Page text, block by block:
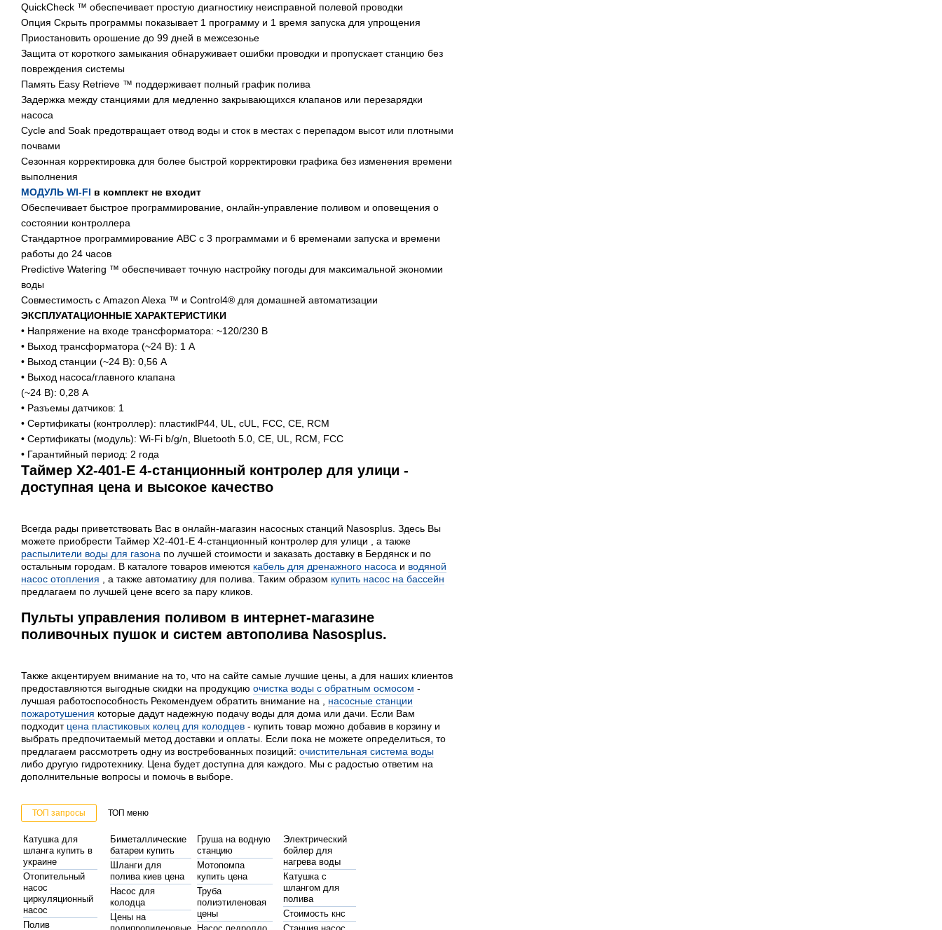
QuickCheck ™ обеспечивает простую диагностику неисправной полевой проводки
Опция Скрыть программы показывает 1 программу и 1 время запуска для упрощения
Приостановить орошение до 99 дней в межсезонье
Защита от короткого замыкания обнаруживает ошибки проводки и пропускает станцию ​​без
повреждения системы
Память Easy Retrieve ™ поддерживает полный график полива
Задержка между станциями для медленно закрывающихся клапанов или перезарядки
насоса
Cycle and Soak предотвращает отвод воды и сток в местах с перепадом высот или плотными
почвами
Сезонная корректировка для более быстрой корректировки графика без изменения времени
выполнения
МОДУЛЬ WI-FI в комплект не входит
Обеспечивает быстрое программирование, онлайн-управление поливом и оповещения о
состоянии контроллера
Стандартное программирование ABC с 3 программами и 6 временами запуска и времени
работы до 24 часов
Predictive Watering ™ обеспечивает точную настройку погоды для максимальной экономии
воды
Совместимость с Amazon Alexa ™ и Control4® для домашней автоматизации
ЭКСПЛУАТАЦИОННЫЕ ХАРАКТЕРИСТИКИ
• Напряжение на входе трансформатора: ~120/230 В
• Выход трансформатора (~24 В): 1 А
• Выход станции (~24 В): 0,56 А
• Выход насоса/главного клапана
(~24 В): 0,28 А
• Разъемы датчиков: 1
• Сертификаты (контроллер): пластикIP44, UL, cUL, FCC, CE, RCM
• Сертификаты (модуль): Wi-Fi b/g/n, Bluetooth 5.0, CE, UL, RCM, FCC
• Гарантийный период: 2 года
Таймер X2-401-E 4-станционный контролер для улици -
доступная цена и высокое качество
Всегда рады приветствовать Вас в онлайн-магазин насосных станций Nasosplus. Здесь Вы
можете приобрести Таймер X2-401-E 4-станционный контролер для улици , а также
распылители воды для газона по лучшей стоимости и заказать доставку в Бердянск и по
остальным городам. В каталоге товаров имеются кабель для дренажного насоса и водяной
насос отопления , а также автоматику для полива. Таким образом купить насос на бассейн
предлагаем по лучшей цене всего за пару кликов.
Пульты управления поливом в интернет-магазине
поливочных пушок и систем автополива Nasosplus.
Также акцентируем внимание на то, что на сайте самые лучшие цены, а для наших клиентов
предоставляются выгодные скидки на продукцию очистка воды с обратным осмосом -
лучшая работоспособность Рекомендуем обратить внимание на , насосные станции
пожаротушения которые дадут надежную подачу воды для дома или дачи. Если Вам
подходит цена пластиковых колец для колодцев - купить товар можно добавив в корзину и
выбрать предпочитаемый метод доставки и оплаты. Если пока не можете определиться, то
предлагаем рассмотреть одну из востребованных позиций: очистительная система воды
либо другую гидротехнику. Цена будет доступна для каждого. Мы с радостью ответим на
дополнительные вопросы и помочь в выборе.
ТОП запросы ТОП меню
Катушка для
шланга купить в
украине
Отопительный
насос
циркуляционный
насос
Полив
Биметаллические
батареи купить
Шланги для
полива киев цена
Насос для
колодца
Цены на
Груша на водную
станцию
Мотопомпа
купить цена
Труба
полиэтиленовая
цены
Электрический
бойлер для
нагрева воды
Катушка с
шлангом для
полива
Стоимость кнс